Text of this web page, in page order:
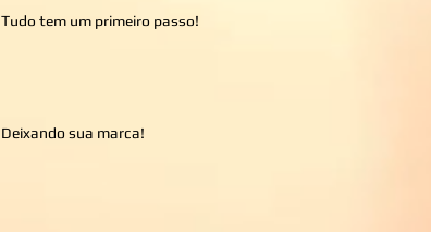
Tudo tem um primeiro passo!
Deixando sua marca!